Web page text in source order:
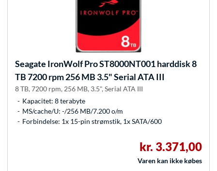
Seagate IronWolf Pro ST8000NT001 harddisk 8
TB 7200 rpm 256 MB 3.5" Serial ATA III
8 TB, 7200 rpm, 256 MB, 3.5", Serial ATA III
Kapacitet: 8 terabyte
MS/cache/U: -/256 MB/7.200 o/m
Forbindelse: 1x 15-pin strømstik, 1x SATA/600
kr. 3.371,00
Varen kan ikke købes